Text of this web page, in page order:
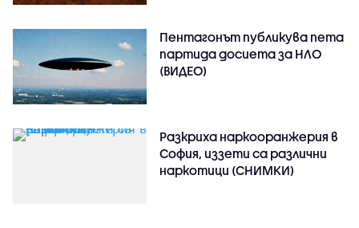
Пентагонът публикува пета
партида досиета за НЛО
(ВИДЕО)
Разкриха наркооранжерия в
София, иззети са различни
наркотици (СНИМКИ)